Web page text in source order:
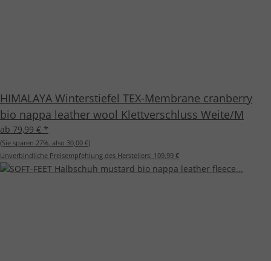
HIMALAYA Winterstiefel TEX-Membrane cranberry
bio nappa leather wool Klettverschluss Weite/M
ab 79,99 € *
(Sie sparen 27%, also 30,00 €)
Unverbindliche Preisempfehlung des Herstellers: 109,99 €